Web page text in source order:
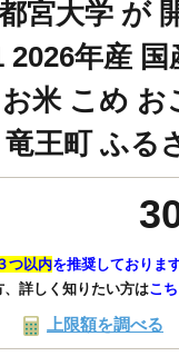
宮大学 が
2026年産
米 こめ お
王町 ふる
つ以内を推奨しております
詳しく知りたい方はこ
上限額を調べる